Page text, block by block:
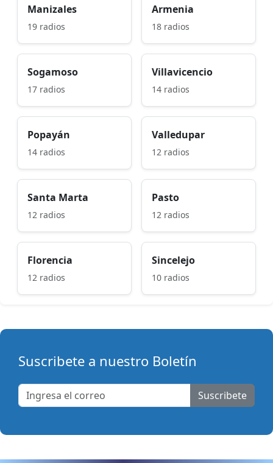
Manizales
19 radios
Armenia
18 radios
Sogamoso
17 radios
Villavicencio
14 radios
Popayán
14 radios
Valledupar
12 radios
Santa Marta
12 radios
Pasto
12 radios
Florencia
12 radios
Sincelejo
10 radios
Suscribete a nuestro Boletín
Suscribete